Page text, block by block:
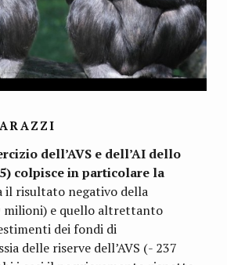
dell’AVS e dell’AI dello
colpisce in particolare la
il risultato negativo della
milioni) e quello altrettanto
dei fondi di
delle riserve dell’AVS (- 237